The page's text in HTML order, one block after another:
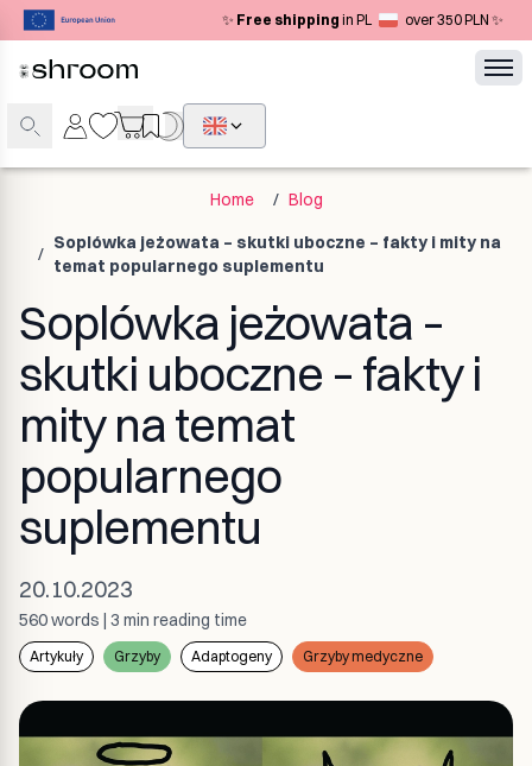
✨ Free shipping in PL over 350 PLN ✨
Home / Blog
/
Soplówka jeżowata – skutki uboczne – fakty i mity na
temat popularnego suplementu
Soplówka jeżowata –
skutki uboczne – fakty i
mity na temat
popularnego
suplementu
20.10.2023
560words | 3 min reading time
Artykuły Grzyby Adaptogeny Grzyby medyczne
Navigated to Soplówka jeżowata – skutki uboczne – fakty i